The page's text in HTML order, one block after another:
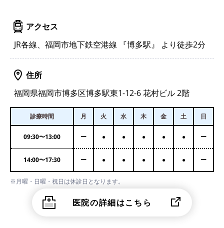
アクセス
JR各線、福岡市地下鉄空港線 『博多駅』 より徒歩2分
住所
福岡県福岡市博多区博多駅東1-12-6 花村ビル 2階
診療時間 月 火 水 木 金 土 日
09:30〜13:00 ー ● ● ● ● ● ー
14:00〜17:30 ー ● ● ● ● ● ー
※月曜・日曜・祝日は休診日となります。
医院の詳細はこちら